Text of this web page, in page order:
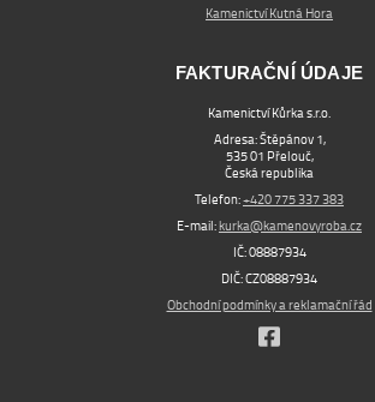
Kamenictví Kutná Hora
FAKTURAČNÍ ÚDAJE
Kamenictví Kůrka s.r.o.
Adresa: Štěpánov 1,
535 01 Přelouč,
Česká republika
Telefon:+420 775 337 383
E-mail:kurka@kamenovyroba.cz
IČ: 08887934
DIČ: CZ08887934
Obchodní podmínky a reklamační řád